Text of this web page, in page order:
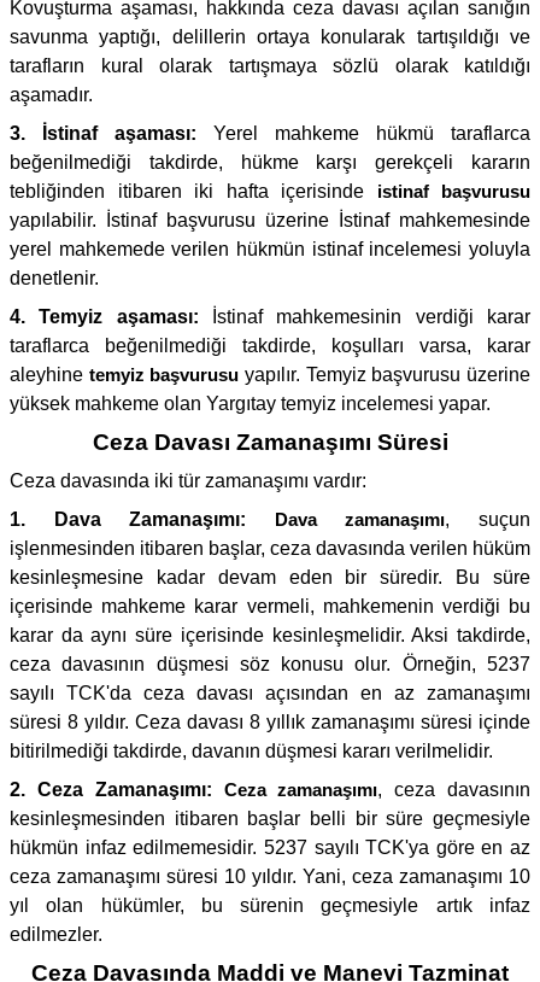
Kovuşturma aşaması, hakkında ceza davası açılan sanığın
savunma yaptığı, delillerin ortaya konularak tartışıldığı ve
tarafların kural olarak tartışmaya sözlü olarak katıldığı
aşamadır.
3. İstinaf aşaması: Yerel mahkeme hükmü taraflarca
beğenilmediği takdirde, hükme karşı gerekçeli kararın
tebliğinden itibaren iki hafta içerisinde istinaf başvurusu
yapılabilir. İstinaf başvurusu üzerine İstinaf mahkemesinde
yerel mahkemede verilen hükmün istinaf incelemesi yoluyla
denetlenir.
4. Temyiz aşaması: İstinaf mahkemesinin verdiği karar
taraflarca beğenilmediği takdirde, koşulları varsa, karar
aleyhine temyiz başvurusu yapılır. Temyiz başvurusu üzerine
yüksek mahkeme olan Yargıtay temyiz incelemesi yapar.
Ceza Davası Zamanaşımı Süresi
Ceza davasında iki tür zamanaşımı vardır:
1. Dava Zamanaşımı:
Dava zamanaşımı, suçun
işlenmesinden itibaren başlar, ceza davasında verilen hüküm
kesinleşmesine kadar devam eden bir süredir. Bu süre
içerisinde mahkeme karar vermeli, mahkemenin verdiği bu
karar da aynı süre içerisinde kesinleşmelidir. Aksi takdirde,
ceza davasının düşmesi söz konusu olur. Örneğin, 5237
sayılı TCK'da ceza davası açısından en az zamanaşımı
süresi 8 yıldır. Ceza davası 8 yıllık zamanaşımı süresi içinde
bitirilmediği takdirde, davanın düşmesi kararı verilmelidir.
2. Ceza Zamanaşımı:
Ceza zamanaşımı, ceza davasının
kesinleşmesinden itibaren başlar belli bir süre geçmesiyle
hükmün infaz edilmemesidir. 5237 sayılı TCK'ya göre en az
ceza zamanaşımı süresi 10 yıldır. Yani, ceza zamanaşımı 10
yıl olan hükümler, bu sürenin geçmesiyle artık infaz
edilmezler.
Ceza Davasında Maddi ve Manevi Tazminat